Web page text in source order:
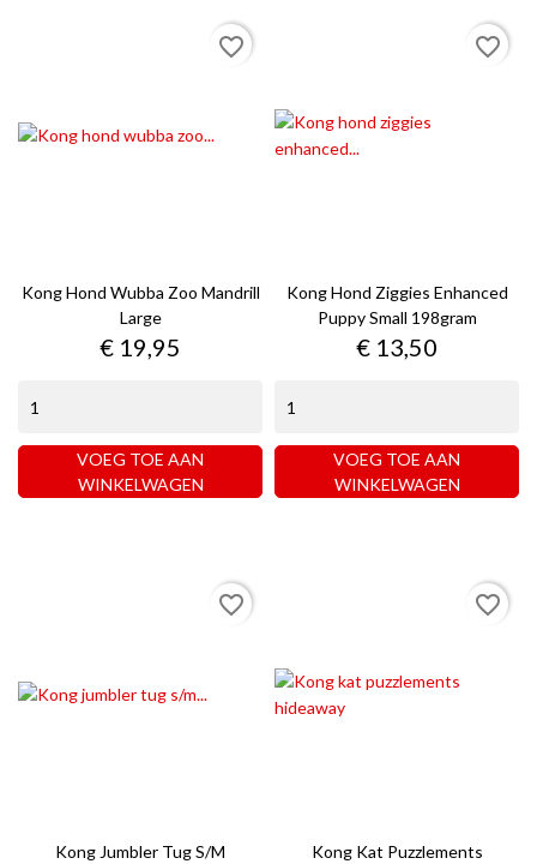
Kong Hond Wubba Zoo Mandrill
Large
Prijs
€ 19,95
VOEG TOE AAN
WINKELWAGEN
favorite_border
Kong Hond Ziggies Enhanced
Puppy Small 198gram
Prijs
€ 13,50
VOEG TOE AAN
WINKELWAGEN
favorite_border
Kong Jumbler Tug S/m
favorite_border
Kong Kat Puzzlements
favorite_border